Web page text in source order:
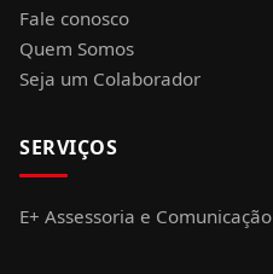
Fale conosco
Quem Somos
Seja um Colaborador
SERVIÇOS
E+ Assessoria e Comunicação